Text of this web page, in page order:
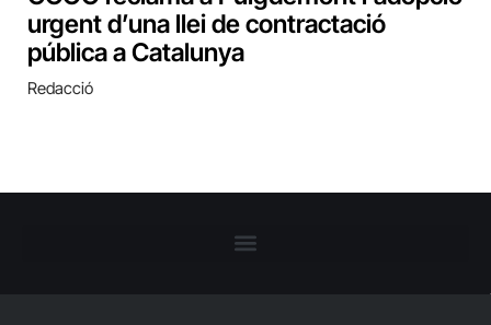
urgent d’una llei de contractació
pública a Catalunya
Redacció